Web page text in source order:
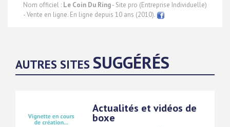
Nom officiel : Le Coin Du Ring- Site pro (Entreprise Individuelle)
- Vente en ligne. En ligne depuis 10 ans (2010).
AUTRES SITES SUGGÉRÉS
Actualités et vidéos de
boxe